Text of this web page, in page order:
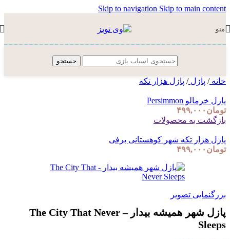
Skip to navigationSkip to main content
منو
جستجو
خانه / پازل / پازل هزار تکه
پازل خرمالو Persimmon
تومان۴۹۹,۰۰۰
بازگشت به محصولات
پازل هزار تکه شهر کوهستانی برفی
تومان۴۹۹,۰۰۰
بزرگنمایی تصویر
پازل شهر همیشه بیدار – The City That Never
Sleeps